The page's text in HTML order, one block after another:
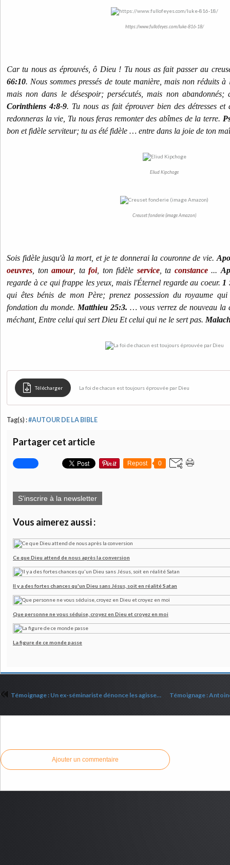
https://www.fullofeyes.com/luke-816-18/
Car tu nous as éprouvés, ô Dieu ! Tu nous as fait passer au
66:10. Nous sommes pressés de toute manière, mais non réduits à
mais non dans le désespoir; persécutés, mais non
Corinthiens 4:8-9. Tu nous as fait éprouver bien des détresses
redonneras la vie, Tu nous feras remonter des abîmes de la terre.
bon et fidèle serviteur; tu as été fidèle … entre dans la joie de ton
Eliud Kipchoge
Creuset fonderie (image Amazon)
Sois fidèle jusqu'à la mort, et je te donnerai la couronne de vie.
oeuvres , tonamour, tafoi, ton fidèle service, ta constance...
regarde à ce qui frappe les yeux, mais l'Éternel regarde au coeur. 1
qui êtes bénis de mon Père; prenez possession du royaume
fondation du monde. Matthieu 25:3. … vous verrez de nouveau la
méchant, Entre celui qui sert Dieu Et celui qui ne le sert pas.
Télécharger La foi de chacun est toujours éprouvée par Dieu
Tag(s) :#AUTOUR DE LA BIBLE
Partager cet article
Repost 0
S'inscrire à la newsletter
Vous aimerez aussi :
Ce que Dieu attend de nous après la conversion
Il y a des fortes chances qu'un Dieu sans Jésus, soit en réalité Satan
Que personne ne vous séduise, croyez en Dieu et croyez en moi
La figure de ce monde passe
Témoignage : Un ex-séminariste dénonce les agissements de prêtres gays
Ajouter un commentaire